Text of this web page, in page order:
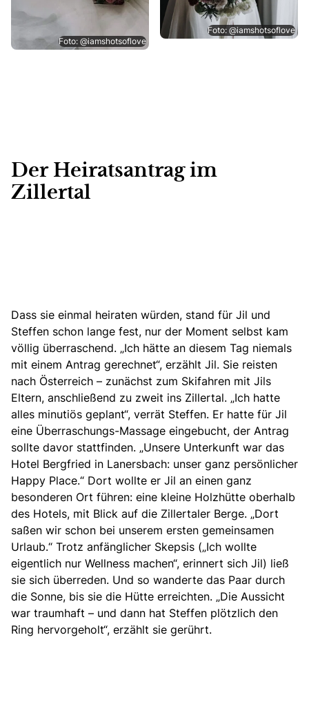
Foto: @iamshotsoflove
Foto: @iamshotsoflove
Der Heiratsantrag im
Zillertal
Dass sie einmal heiraten würden, stand für Jil und
Steffen schon lange fest, nur der Moment selbst kam
völlig überraschend. „Ich hätte an diesem Tag niemals
mit einem Antrag gerechnet“, erzählt Jil. Sie reisten
nach Österreich – zunächst zum Skifahren mit Jils
Eltern, anschließend zu zweit ins Zillertal. „Ich hatte
alles minutiös geplant“, verrät Steffen. Er hatte für Jil
eine Überraschungs-Massage eingebucht, der Antrag
sollte davor stattfinden. „Unsere Unterkunft war das
Hotel Bergfried in Lanersbach: unser ganz persönlicher
Happy Place.“ Dort wollte er Jil an einen ganz
besonderen Ort führen: eine kleine Holzhütte oberhalb
des Hotels, mit Blick auf die Zillertaler Berge. „Dort
saßen wir schon bei unserem ersten gemeinsamen
Urlaub.“ Trotz anfänglicher Skepsis („Ich wollte
eigentlich nur Wellness machen“, erinnert sich Jil) ließ
sie sich überreden. Und so wanderte das Paar durch
die Sonne, bis sie die Hütte erreichten. „Die Aussicht
war traumhaft – und dann hat Steffen plötzlich den
Ring hervorgeholt“, erzählt sie gerührt.